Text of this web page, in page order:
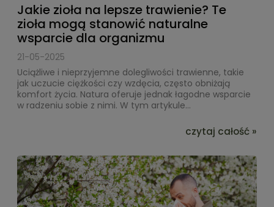
Jakie zioła na lepsze trawienie? Te
zioła mogą stanowić naturalne
wsparcie dla organizmu
21-05-2025
Uciążliwe i nieprzyjemne dolegliwości trawienne, takie
jak uczucie ciężkości czy wzdęcia, często obniżają
komfort życia. Natura oferuje jednak łagodne wsparcie
w radzeniu sobie z nimi. W tym artykule...
czytaj całość »